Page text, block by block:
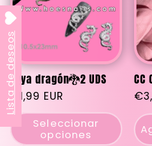
Joya dragón🐉2 UDS
Precio
habitual
€1,99 EUR
Seleccionar
opciones
CC
Lista de deseos